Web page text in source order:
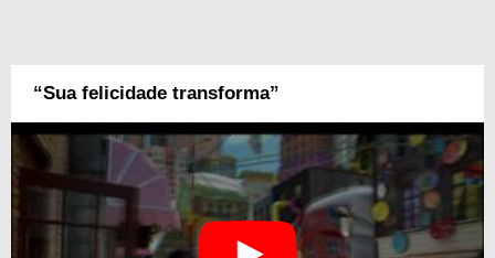
“Sua felicidade transforma”